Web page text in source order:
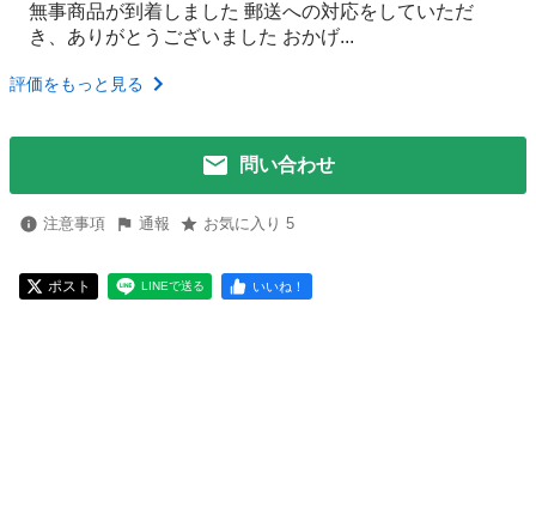
無事商品が到着しました 郵送への対応をしていただ
き、ありがとうございました おかげ...
評価をもっと見る
問い合わせ
注意事項 通報 お気に入り 5
ポスト LINEで送る いいね！